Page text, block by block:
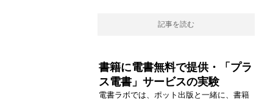
記事を読む
書籍に電書無料で提供・「プラ
ス電書」サービスの実験
電書ラボでは、ポット出版と一緒に、書籍